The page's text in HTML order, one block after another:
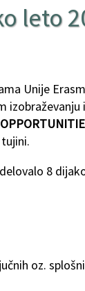
leto
Unije
8
oz.